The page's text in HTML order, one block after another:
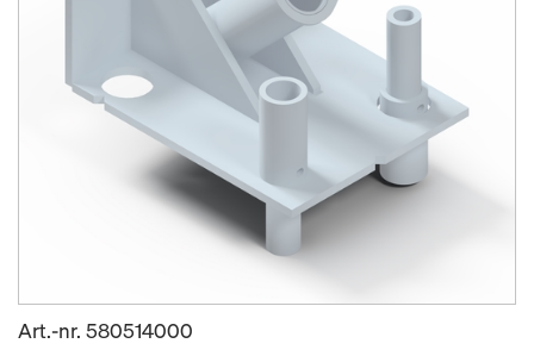
Art.-nr. 580514000